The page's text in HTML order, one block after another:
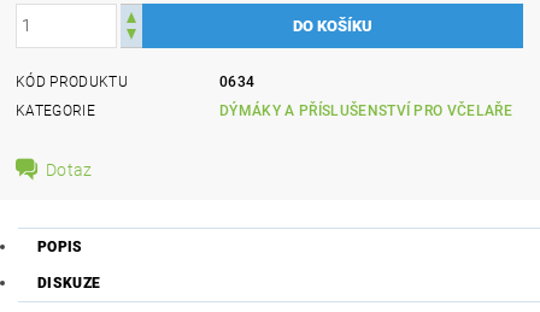
KÓD PRODUKTU
0634
KATEGORIE
DÝMÁKY A PŘÍSLUŠENSTVÍ PRO VČELAŘE
Dotaz
POPIS
DISKUZE